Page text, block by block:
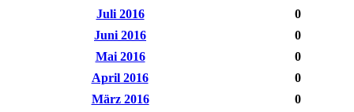
Juli 2016
0
Juni 2016
0
Mai 2016
0
April 2016
0
März 2016
0